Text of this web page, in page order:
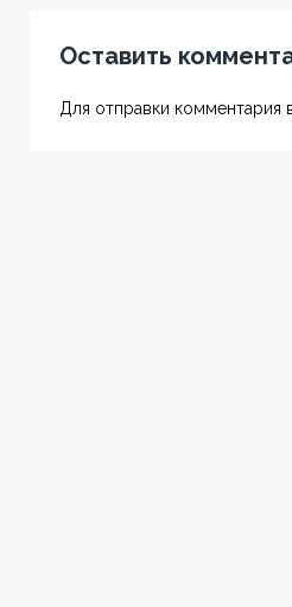
Оставить
Для отправки комментария